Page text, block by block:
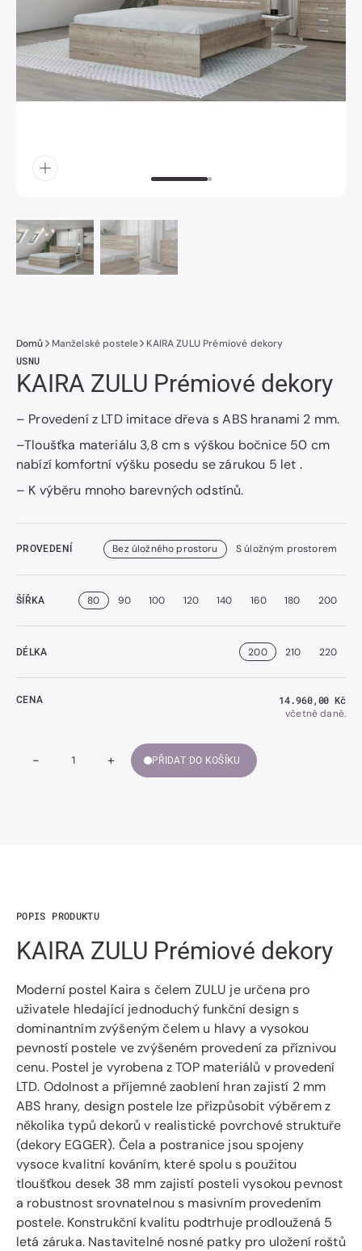
číslo
v
galerii.
Domů Manželské postele
KAIRA ZULU Prémiové dekory
USNU
KAIRA ZULU Prémiové dekory
– Provedení z LTD imitace dřeva s ABS hranami 2 mm.
–Tloušťka materiálu 3,8 cm s výškou bočnice 50 cm
nabízí komfortní výšku posedu se zárukou 5 let .
– K výběru mnoho barevných odstínů.
PROVEDENÍ Bez úložného prostoru S úložným prostorem
ŠÍŘKA 80 90 100 120 140 160 180 200
DÉLKA 200 210 220
CENA Běžná
cena
14.960,00 Kč
včetně daně.
Snížit
-
Zvýšit
množství
+ PŘIDAT DO KOŠÍKU
POPIS PRODUKTU
KAIRA ZULU Prémiové dekory
Moderní postel Kaira s čelem ZULU je určena pro
uživatele hledající jednoduchý funkční design s
dominantním zvýšeným čelem u hlavy a vysokou
pevností postele ve zvýšeném provedení za příznivou
cenu. Postel je vyrobena z TOP materiálů v provedení
LTD. Odolnost a příjemné zaoblení hran zajistí 2 mm
ABS hrany, design postele lze přizpůsobit výběrem z
několika typů dekorů v realistické povrchové struktuře
(dekory EGGER). Čela a postranice jsou spojeny
vysoce kvalitní kováním, které spolu s použitou
tloušťkou desek 38 mm zajistí posteli vysokou pevnost
a robustnost srovnatelnou s masivním provedením
postele. Konstrukční kvalitu podtrhuje prodloužená 5
letá záruka. Nastavitelné nosné patky pro uložení roštů